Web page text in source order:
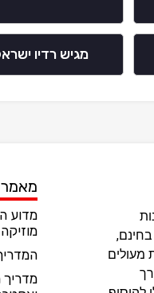
מגיש רדיו
מעולים
מדוע
מוזיקה
מדריך